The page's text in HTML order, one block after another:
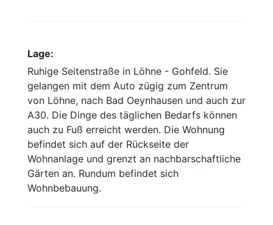
Lage:
Ruhige Seitenstraße in Löhne - Gohfeld. Sie
gelangen mit dem Auto zügig zum Zentrum
von Löhne, nach Bad Oeynhausen und auch zur
A30. Die Dinge des täglichen Bedarfs können
auch zu Fuß erreicht werden. Die Wohnung
befindet sich auf der Rückseite der
Wohnanlage und grenzt an nachbarschaftliche
Gärten an. Rundum befindet sich
Wohnbebauung.